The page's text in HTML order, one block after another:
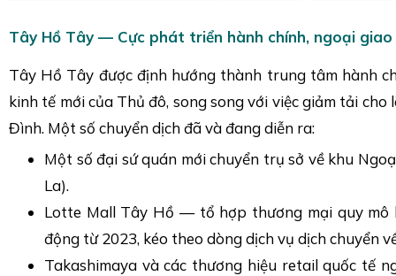
Tây Hồ Tây — Cực phát triển hành chính, ngoại giao
Tây Hồ Tây được định hướng thành trung tâm hành
kinh tế mới của Thủ đô, song song với việc giảm tải cho
Đình. Một số chuyển dịch đã và đang diễn ra:
Một số đại sứ quán mới chuyển trụ sở về khu
La).
Lotte Mall Tây Hồ — tổ hợp thương mại quy
động từ 2023, kéo theo dòng dịch vụ dịch chuyển
Takashimaya và các thương hiệu retail quốc tế